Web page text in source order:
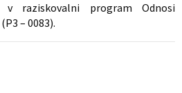
raziskovalni program Odnosi
– 0083).